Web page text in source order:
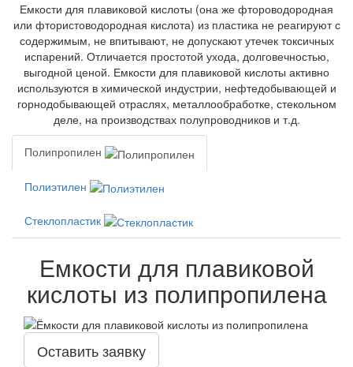
Емкости для плавиковой кислоты (она же фтороводородная
или фтористоводородная кислота) из пластика не реагируют с
содержимым, не впитывают, не допускают утечек токсичных
испарений. Отличается простотой ухода, долговечностью,
выгодной ценой. Емкости для плавиковой кислоты активно
используются в химической индустрии, нефтедобывающей и
горнодобывающей отраслях, металлообработке, стекольном
деле, на производствах полупроводников и т.д.
Полипропилен
Полиэтилен
Стеклопластик
Емкости для плавиковой
кислоты из полипропилена
Оставить заявку